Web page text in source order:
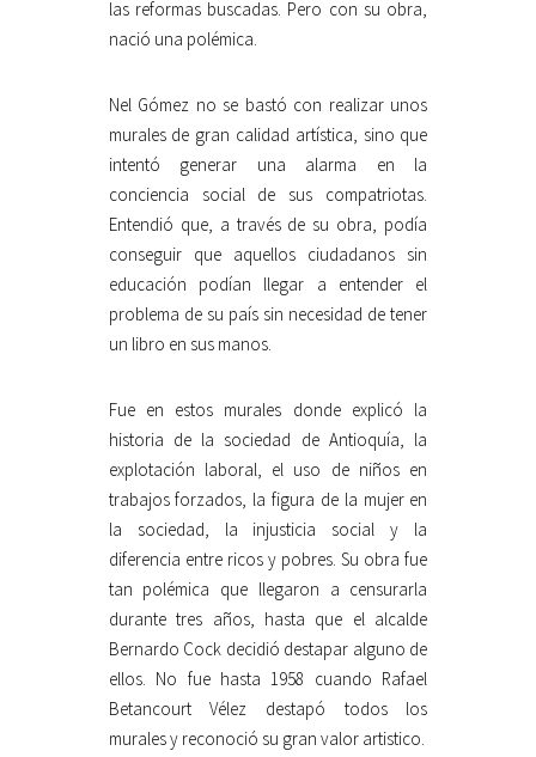
las reformas buscadas. Pero con su obra,
nació una polémica.
Nel Gómez no se bastó con realizar unos
murales de gran calidad artística, sino que
intentó generar una alarma en la
conciencia social de sus compatriotas.
Entendió que, a través de su obra, podía
conseguir que aquellos ciudadanos sin
educación podían llegar a entender el
problema de su país sin necesidad de tener
un libro en sus manos.
Fue en estos murales donde explicó la
historia de la sociedad de Antioquía, la
explotación laboral, el uso de niños en
trabajos forzados, la figura de la mujer en
la sociedad, la injusticia social y la
diferencia entre ricos y pobres. Su obra fue
tan polémica que llegaron a censurarla
durante tres años, hasta que el alcalde
Bernardo Cock decidió destapar alguno de
ellos. No fue hasta 1958 cuando Rafael
Betancourt Vélez destapó todos los
murales y reconoció su gran valor artistico.